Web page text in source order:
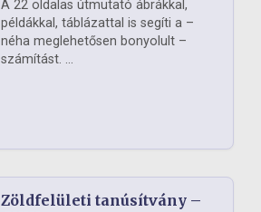
A 22 oldalas útmutató ábrákkal,
példákkal, táblázattal is segíti a –
néha meglehetősen bonyolult –
számítást. ...
Zöldfelületi tanúsítvány –